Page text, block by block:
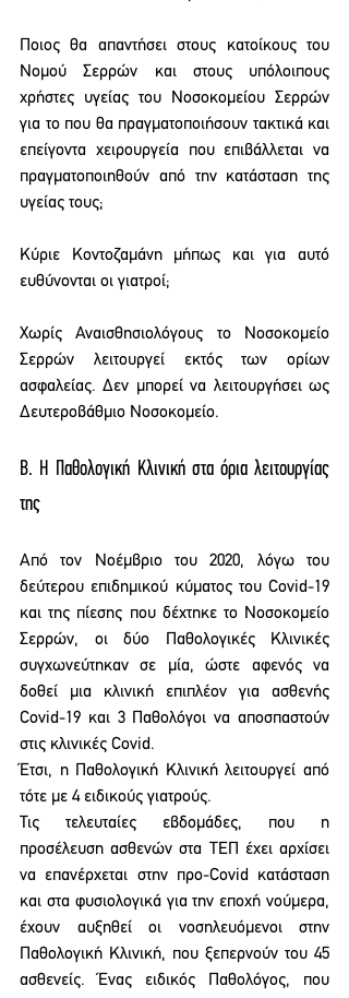
Ποιος θα απαντήσει στους κατοίκους του
Νομού Σερρών και στους υπόλοιπους
χρήστες υγείας του Νοσοκομείου Σερρών
για το που θα πραγματοποιήσουν τακτικά και
επείγοντα χειρουργεία που επιβάλλεται να
πραγματοποιηθούν από την κατάσταση της
υγείας τους;
Κύριε Κοντοζαμάνη μήπως και για αυτό
ευθύνονται οι γιατροί;
Χωρίς Αναισθησιολόγους το Νοσοκομείο
Σερρών λειτουργεί εκτός των ορίων
ασφαλείας. Δεν μπορεί να λειτουργήσει ως
Δευτεροβάθμιο Νοσοκομείο.
Β. Η Παθολογική Κλινική στα όρια λειτουργίας
της
Από τον Νοέμβριο του 2020, λόγω του
δεύτερου επιδημικού κύματος του Covid-19
και της πίεσης που δέχτηκε το Νοσοκομείο
Σερρών, οι δύο Παθολογικές Κλινικές
συγχωνεύτηκαν σε μία, ώστε αφενός να
δοθεί μια κλινική επιπλέον για ασθενής
Covid-19 και 3 Παθολόγοι να αποσπαστούν
στις κλινικές Covid.
Έτσι, η Παθολογική Κλινική λειτουργεί από
τότε με 4 ειδικούς γιατρούς.
Τις τελευταίες εβδομάδες, που η
προσέλευση ασθενών στα ΤΕΠ έχει αρχίσει
να επανέρχεται στην προ-Covid κατάσταση
και στα φυσιολογικά για την εποχή νούμερα,
έχουν αυξηθεί οι νοσηλευόμενοι στην
Παθολογική Κλινική, που ξεπερνούν του 45
ασθενείς. Ένας ειδικός Παθολόγος, που